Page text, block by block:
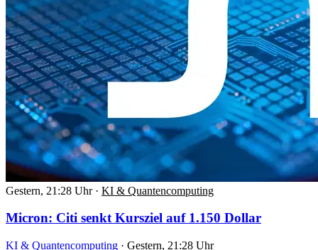
Gestern, 21:28 Uhr · KI & Quantencomputing
Micron: Citi senkt Kursziel auf 1.150 Dollar
KI & Quantencomputing · Gestern, 21:28 Uhr